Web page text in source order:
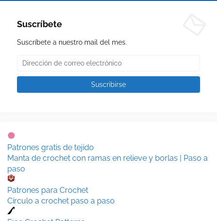
Suscríbete
Suscríbete a nuestro mail del mes.
Patrones gratis de tejido
Manta de crochet con ramas en relieve y borlas | Paso a
paso
Patrones para Crochet
Círculo a crochet paso a paso